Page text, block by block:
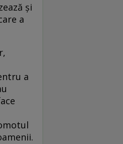
și
a
a